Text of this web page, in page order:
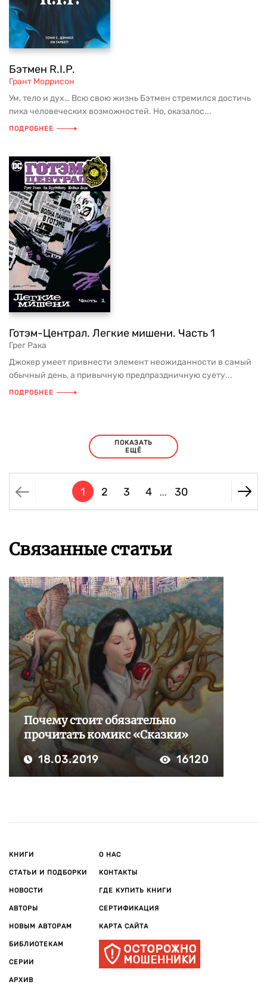
Бэтмен R.I.P.
Грант Моррисон
Ум, тело и дух… Всю свою жизнь Бэтмен стремился достичь
пика человеческих возможностей. Но, оказалос...
ПОДРОБНЕЕ
Готэм-Централ. Легкие мишени. Часть 1
Грег Рака
Джокер умеет привнести элемент неожиданности в самый
обычный день, а привычную предпраздничную суету...
ПОДРОБНЕЕ
ПОКАЗАТЬ
ЕЩЁ
1 2 3 4 ... 30
Связанные статьи
Почему стоит обязательно
прочитать комикс «Сказки»
18.03.2019 16120
КНИГИ
СТАТЬИ И ПОДБОРКИ
НОВОСТИ
АВТОРЫ
НОВЫМ АВТОРАМ
БИБЛИОТЕКАМ
СЕРИИ
АРХИВ
О НАС
КОНТАКТЫ
ГДЕ КУПИТЬ КНИГИ
СЕРТИФИКАЦИЯ
КАРТА САЙТА